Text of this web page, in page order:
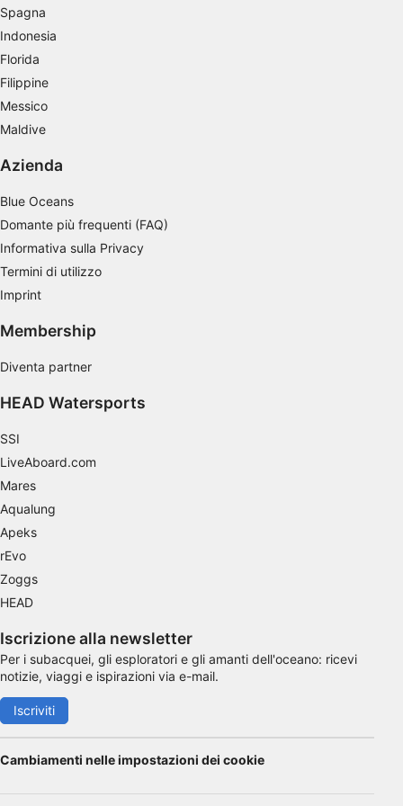
Spagna
Indonesia
Florida
Filippine
Messico
Maldive
Azienda
Blue Oceans
Domante più frequenti (FAQ)
Informativa sulla Privacy
Termini di utilizzo
Imprint
Membership
Diventa partner
HEAD Watersports
SSI
LiveAboard.com
Mares
Aqualung
Apeks
rEvo
Zoggs
HEAD
Iscrizione alla newsletter
Per i subacquei, gli esploratori e gli amanti dell'oceano: ricevi
notizie, viaggi e ispirazioni via e-mail.
Iscriviti
Cambiamenti nelle impostazioni dei cookie